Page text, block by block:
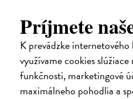
Príjmete
K prevádzke
využívame cookies
funkčnosti, marketingové
maximálneho pohodlia a